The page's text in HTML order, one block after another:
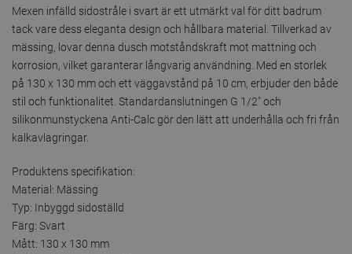
Mexen infälld sidostråle i svart är ett utmärkt val för ditt badrum
tack vare dess eleganta design och hållbara material. Tillverkad av
mässing, lovar denna dusch motståndskraft mot mattning och
korrosion, vilket garanterar långvarig användning. Med en storlek
på 130 x 130 mm och ett väggavstånd på 10 cm, erbjuder den både
stil och funktionalitet. Standardanslutningen G 1/2" och
silikonmunstyckena Anti-Calc gör den lätt att underhålla och fri från
kalkavlagringar.
Produktens specifikation:
Material: Mässing
Typ: Inbyggd sidoställd
Färg: Svart
Mått: 130 x 130 mm